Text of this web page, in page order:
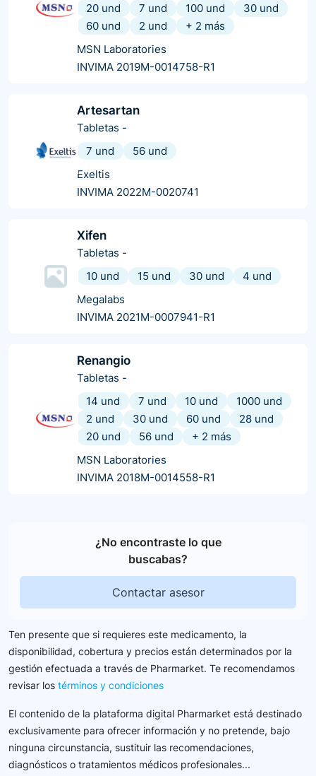
20 und
7 und 100 und
30 und
60 und
2 und + 2 más
MSN Laboratories
INVIMA 2019M-0014758-R1
Artesartan
Tabletas -
7 und
56 und
Exeltis
INVIMA 2022M-0020741
Xifen
Tabletas -
10 und
15 und 30 und
4 und
Megalabs
INVIMA 2021M-0007941-R1
Renangio
Tabletas -
14 und
7 und 10 und
1000 und
2 und
30 und 60 und
28 und
20 und
56 und + 2 más
MSN Laboratories
INVIMA 2018M-0014558-R1
¿No encontraste lo que
buscabas?
Contactar asesor
Ten presente que si requieres este medicamento, la
disponibilidad, cobertura y precios están determinados por la
gestión efectuada a través de Pharmarket. Te recomendamos
revisar los términos y condiciones
El contenido de la plataforma digital Pharmarket está destinado
exclusivamente para ofrecer información y no pretende, bajo
ninguna circunstancia, sustituir las recomendaciones,
diagnósticos o tratamientos médicos profesionales...